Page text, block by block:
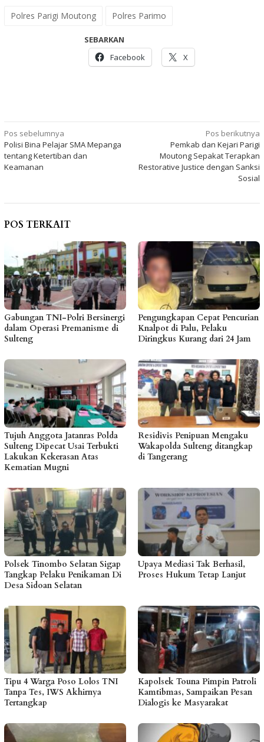
Polres Parigi Moutong Polres Parimo
SEBARKAN
Facebook
X
Navigasi
pos
Pos sebelumnya
Polisi Bina Pelajar SMA Mepanga
tentang Ketertiban dan
Keamanan
Pos berikutnya
Pemkab dan Kejari Parigi
Moutong Sepakat Terapkan
Restorative Justice dengan Sanksi
Sosial
POS TERKAIT
Gabungan TNI-Polri Bersinergi
dalam Operasi Premanisme di
Sulteng
Pengungkapan Cepat Pencurian
Knalpot di Palu, Pelaku
Diringkus Kurang dari 24 Jam
Tujuh Anggota Jatanras Polda
Sulteng Dipecat Usai Terbukti
Lakukan Kekerasan Atas
Kematian Mugni
Residivis Penipuan Mengaku
Wakapolda Sulteng ditangkap
di Tangerang
Polsek Tinombo Selatan Sigap
Tangkap Pelaku Penikaman Di
Desa Sidoan Selatan
Upaya Mediasi Tak Berhasil,
Proses Hukum Tetap Lanjut
Tipu 4 Warga Poso Lolos TNI
Tanpa Tes, IWS Akhirnya
Tertangkap
Kapolsek Touna Pimpin Patroli
Kamtibmas, Sampaikan Pesan
Dialogis ke Masyarakat